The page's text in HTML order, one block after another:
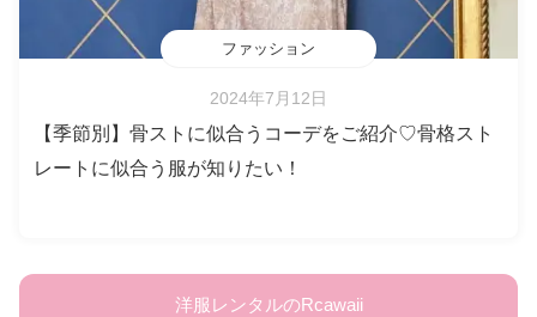
ファッション
2024年7月12日
【季節別】骨ストに似合うコーデをご紹介♡骨格スト
レートに似合う服が知りたい！
洋服レンタルのRcawaii